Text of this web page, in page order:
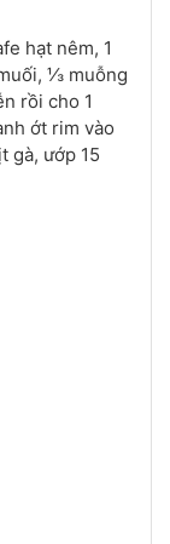
hạt nêm, 1
⅓ muỗng
rồi cho 1
ớt rim vào
gà, ướp 15